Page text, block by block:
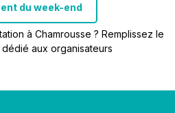
du week-end
à Chamrousse ? Remplissez le
dédié aux organisateurs